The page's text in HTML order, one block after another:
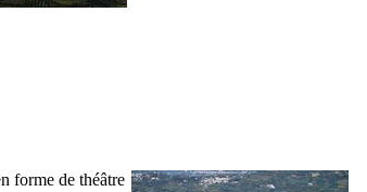
forme de théâtre